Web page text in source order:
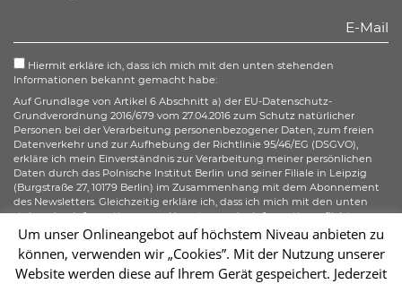
Hiermit erkläre ich, dass ich mich mit den unten stehenden
Informationen bekannt gemacht habe:
Auf Grundlage von Artikel 6 Abschnitt a) der EU-Datenschutz-
Grundverordnung 2016/679 vom 27.04.2016 zum Schutz natürlicher
Personen bei der Verarbeitung personenbezogener Daten, zum freien
Datenverkehr und zur Aufhebung der Richtlinie 95/46/EG (DSGVO),
erkläre ich mein Einverständnis zur Verarbeitung meiner persönlichen
Daten durch das Polnische Institut Berlin und seiner Filiale in Leipzig
(Burgstraße 27, 10179 Berlin) im Zusammenhang mit dem Abonnement
des Newsletters. Gleichzeitig erkläre ich, dass ich mich mit den unten
stehenden Informationen zur Umsetzung der Informationspflicht
gemäß Artikel 13 der DSGVO bezüglich der Verarbeitung meiner
personenbezogenen Daten bekannt gemacht habe und ich mir meiner
gemäß der Artikel 15–20 der DSGVO zustehenden Rechte bewusst bin.
Um unser Onlineangebot auf höchstem Niveau anbieten zu
können, verwenden wir „Cookies”. Mit der Nutzung unserer
Website werden diese auf Ihrem Gerät gespeichert. Jederzeit